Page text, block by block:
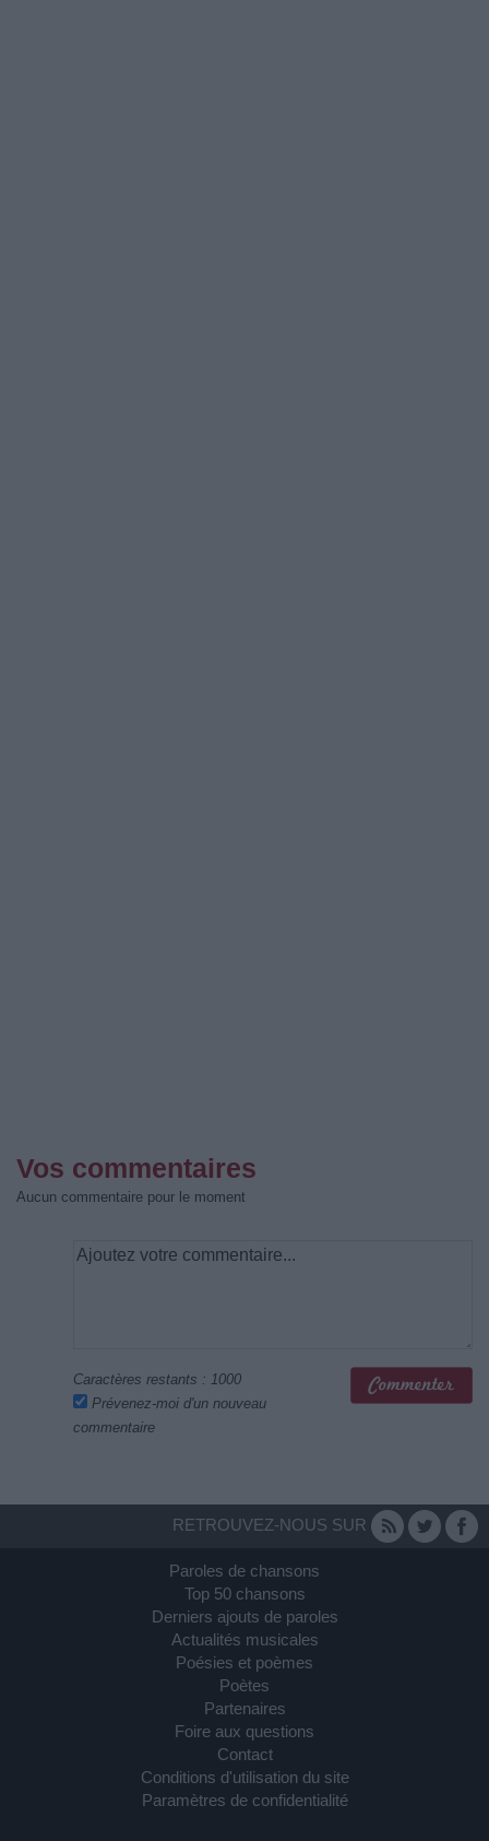
Vos commentaires
Aucun commentaire pour le moment
Caractères restants : 1000
Prévenez-moi d'un nouveau
commentaire
RETROUVEZ-NOUS SUR
Paroles de chansons
Top 50 chansons
Derniers ajouts de paroles
Actualités musicales
Poésies et poèmes
Poètes
Partenaires
Foire aux questions
Contact
Conditions d'utilisation du site
Paramètres de confidentialité